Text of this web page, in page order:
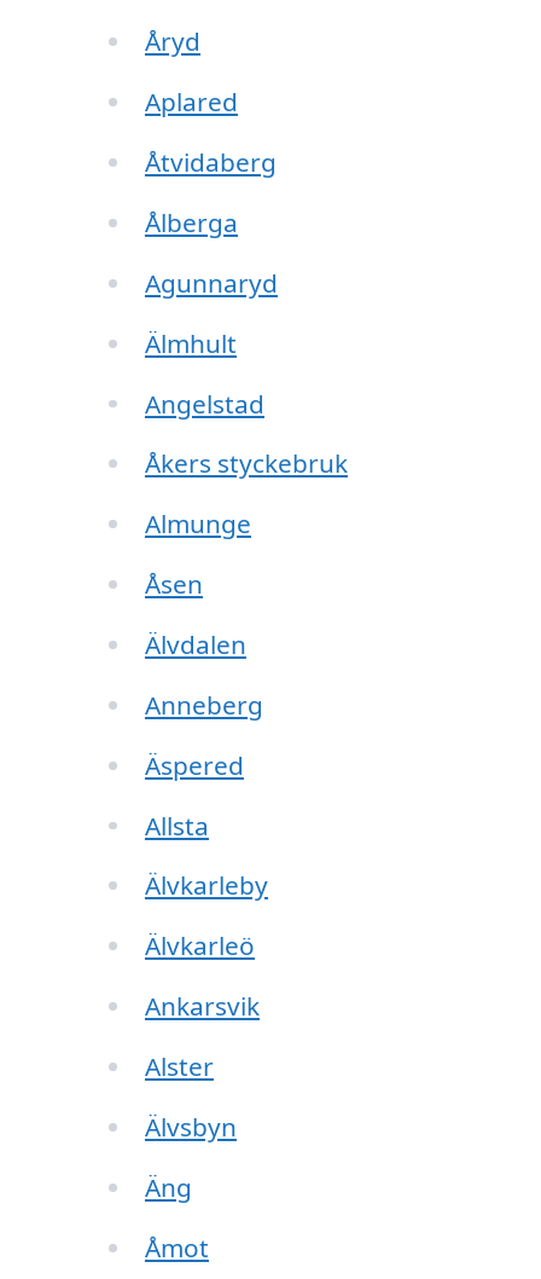
Åryd
Aplared
Åtvidaberg
Ålberga
Agunnaryd
Älmhult
Angelstad
Åkers styckebruk
Almunge
Åsen
Älvdalen
Anneberg
Äspered
Allsta
Älvkarleby
Älvkarleö
Ankarsvik
Alster
Älvsbyn
Äng
Åmot